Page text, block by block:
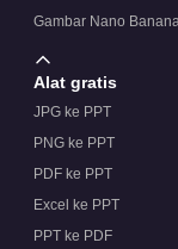
Gambar Nano Banana
Alat gratis
JPG ke PPT
PNG ke PPT
PDF ke PPT
Excel ke PPT
PPT ke PDF